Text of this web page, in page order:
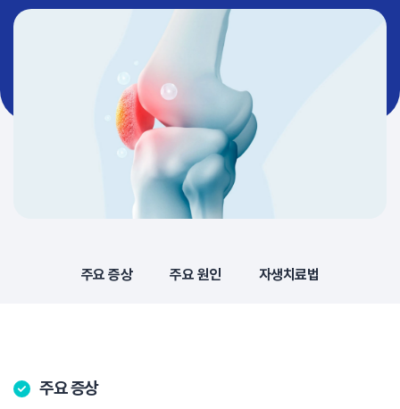
주요 증상 주요 원인 자생치료법
주요 증상